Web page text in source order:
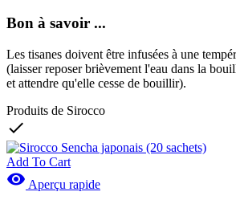
Bon à savoir ...
Les tisanes doivent être infusées à une
(laisser reposer brièvement l'eau dans la
et attendre qu'elle cesse de bouillir).
Produits de Sirocco

Add To Cart
 Aperçu rapide